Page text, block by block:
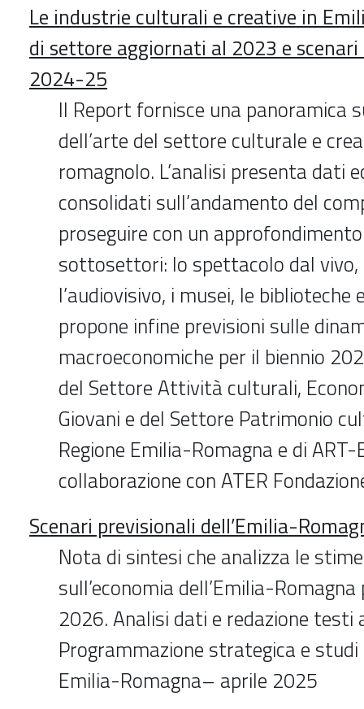
Le industrie culturali e creative in
di settore aggiornati al 2023 e
2024-25
ll Report fornisce una panoramica
dell’arte del settore culturale e
romagnolo. L’analisi presenta dati
consolidati sull’andamento del
proseguire con un
sottosettori: lo spettacolo dal vivo,
l’audiovisivo, i musei, le biblioteche
propone infine previsioni sulle
macroeconomiche per il biennio
del Settore Attività culturali,
Giovani e del Settore Patrimonio
Regione Emilia-Romagna e di ART-
collaborazione con ATER
Scenari previsionali dell’Emilia-
Nota di sintesi che analizza le
sull’economia dell’Emilia-
2026. Analisi dati e redazione testi
Programmazione strategica e studi
Emilia-Romagna– aprile 2025